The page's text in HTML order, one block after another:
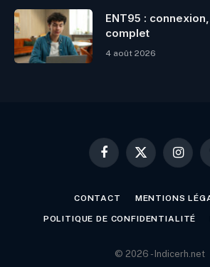
ENT95 :
complet
4 août 2026
Facebook
X
CONTACT MENTIONS
POLITIQUE DE CONFIDENTIALITÉ
© 2026 - Indicerh.net